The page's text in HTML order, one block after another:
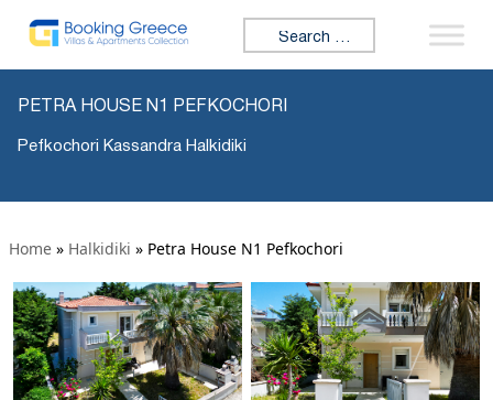
Search for:
PETRA HOUSE N1 PEFKOCHORI
Pefkochori Kassandra Halkidiki
Home » Halkidiki » Petra House N1 Pefkochori